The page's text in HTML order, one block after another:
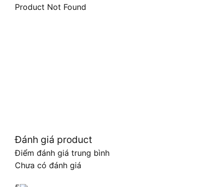
Product Not Found
Đánh giá product
Điểm đánh giá trung bình
Chưa có đánh giá